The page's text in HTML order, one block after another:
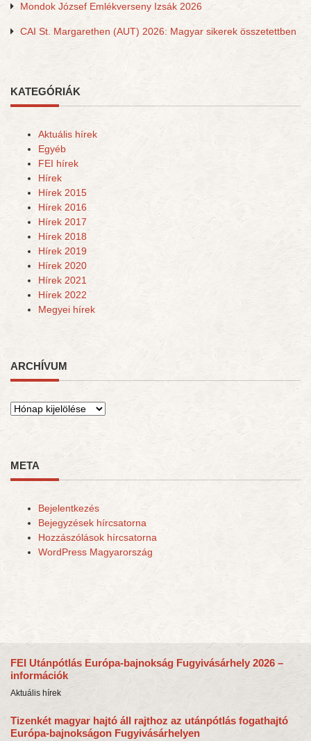
Mondok József Emlékverseny Izsák 2026
CAI St. Margarethen (AUT) 2026: Magyar sikerek összetettben
KATEGÓRIÁK
Aktuális hírek
Egyéb
FEI hírek
Hírek
Hírek 2015
Hírek 2016
Hírek 2017
Hírek 2018
Hírek 2019
Hírek 2020
Hírek 2021
Hírek 2022
Megyei hírek
ARCHÍVUM
Archívum
META
Bejelentkezés
Bejegyzések hírcsatorna
Hozzászólások hírcsatorna
WordPress Magyarország
FEI Utánpótlás Európa-bajnokság Fugyivásárhely 2026 –
információk
Aktuális hírek
Tizenkét magyar hajtó áll rajthoz az utánpótlás fogathajtó
Európa-bajnokságon Fugyivásárhelyen